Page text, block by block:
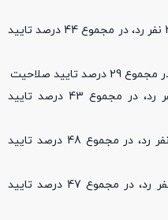
4- استان اصفهان؛ 450 نفر تایید، 482 نفر رد، در مجموع 44 درصد تایید
6- استان ایلام؛ 46 نفر تایید، 55 نفر رد، در مجموع 43 درصد تایید
7- استان بوشهر؛ 53 نفر تایید، 52 نفر رد، در مجموع 48 درصد تایید
8- استان تهران؛ 1296ر تایید، 1377 نفر رد، در مجموع 47 درصد تایید